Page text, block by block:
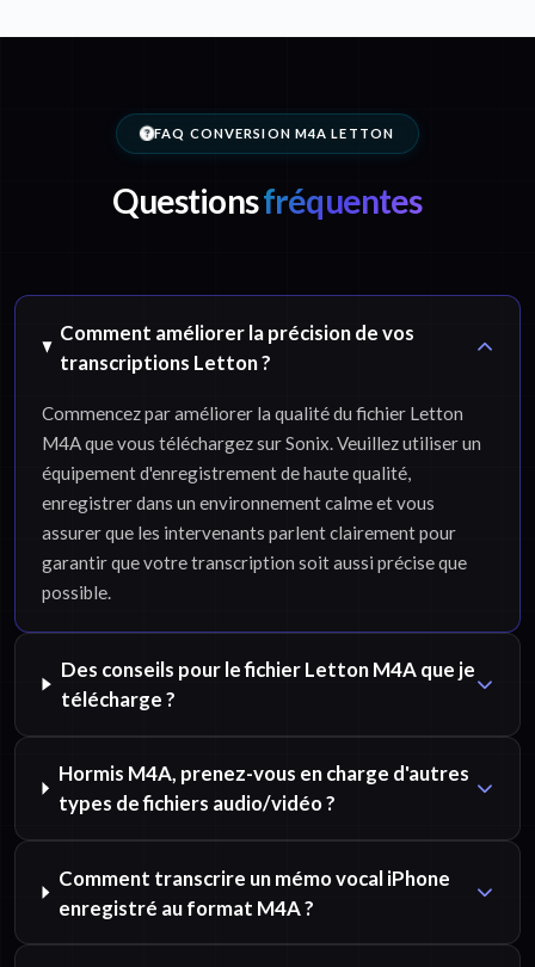
FAQ CONVERSION M4A LETTON
Questionsfréquentes
Comment améliorer la précision de vos
transcriptions Letton ?
Commencez par améliorer la qualité du fichier Letton
M4A que vous téléchargez sur Sonix. Veuillez utiliser un
équipement d'enregistrement de haute qualité,
enregistrer dans un environnement calme et vous
assurer que les intervenants parlent clairement pour
garantir que votre transcription soit aussi précise que
possible.
Des conseils pour le fichier Letton M4A que je
télécharge ?
Hormis M4A, prenez-vous en charge d'autres
types de fichiers audio/vidéo ?
Comment transcrire un mémo vocal iPhone
enregistré au format M4A ?